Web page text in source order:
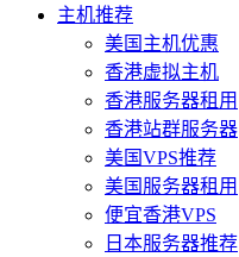
主机推荐
美国主机优惠
香港虚拟主机
香港服务器租用
香港站群服务器
美国VPS推荐
美国服务器租用
便宜香港VPS
日本服务器推荐